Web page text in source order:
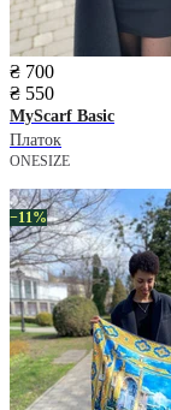
₴ 700
₴ 550
MyScarf Basic
Платок
ONESIZE
−11%